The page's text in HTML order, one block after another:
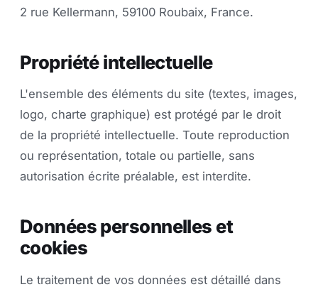
2 rue Kellermann, 59100 Roubaix, France.
Propriété intellectuelle
L'ensemble des éléments du site (textes, images,
logo, charte graphique) est protégé par le droit
de la propriété intellectuelle. Toute reproduction
ou représentation, totale ou partielle, sans
autorisation écrite préalable, est interdite.
Données personnelles et
cookies
Le traitement de vos données est détaillé dans